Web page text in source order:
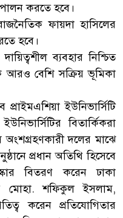
করতে হবে।
ফায়দা হাসিলের
হবে।
ব্যবহার নিশ্চিত
আরও বেশি সক্রিয় ভূমিকা
ইউনিভার্সিটি
বিতার্কিকরা
অংশগ্রহণকারী দলের মাঝে
প্রধান অতিথি হিসেবে
বিতরণ করেন ঢাকা
মোহা. শফিকুল ইসলাম,
করেন প্রতিযোগিতার